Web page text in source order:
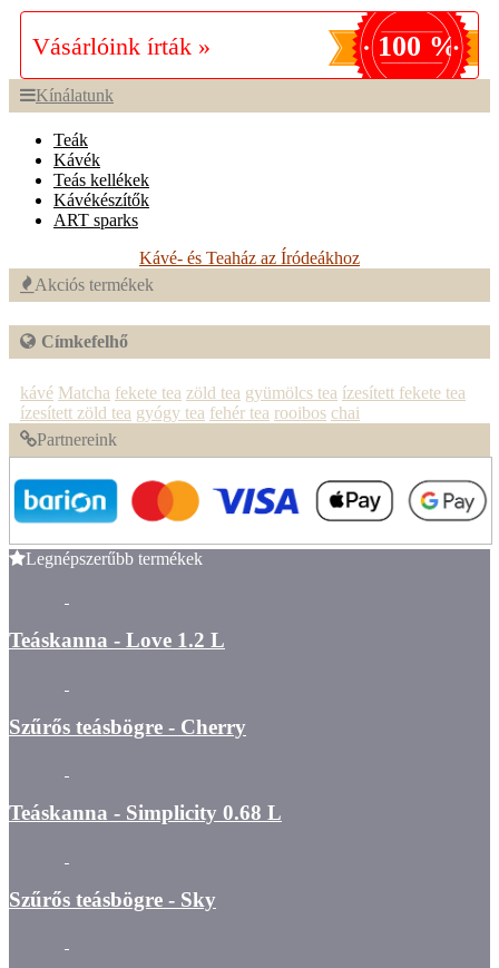
Vásárlóink írták » 100 %
Kínálatunk
Teák
Kávék
Teás kellékek
Kávékészítők
ART sparks
Kávé- és Teaház az Íródeákhoz
Akciós termékek
Címkefelhő
kávé Matcha fekete tea zöld tea gyümölcs tea ízesített fekete tea
ízesített zöld tea gyógy tea fehér tea rooibos chai
Partnereink
Legnépszerűbb termékek
Teáskanna - Love 1.2 L
Szűrős teásbögre - Cherry
Teáskanna - Simplicity 0.68 L
Szűrős teásbögre - Sky